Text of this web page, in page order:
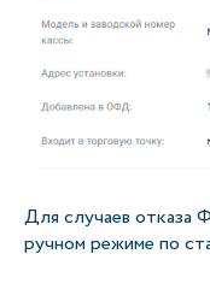
Для случаев отказа
ручном режиме по